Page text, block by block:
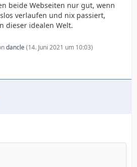
beide Webseiten nur gut, wenn
verlaufen und nix passiert,
dieser idealen Welt.
dancle(14. Juni 2021 um 10:03)